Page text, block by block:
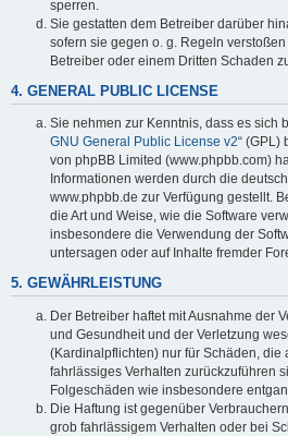
sperren.
Sie gestatten dem Betreiber darüber
sofern sie gegen o. g. Regeln
Betreiber oder einem Dritten Schaden
4. GENERAL PUBLIC LICENSE
Sie nehmen zur Kenntnis, dass es sich
GNU General Public License v2“ (GPL)
von phpBB Limited (www.phpbb.com)
Informationen werden durch die
www.phpbb.de zur Verfügung gestellt.
die Art und Weise, wie die Software
insbesondere die Verwendung der
untersagen oder auf Inhalte fremder
5. GEWÄHRLEISTUNG
Der Betreiber haftet mit Ausnahme der
und Gesundheit und der Verletzung
(Kardinalpflichten) nur für Schäden, die
fahrlässiges Verhalten zurückzuführen
Folgeschäden wie insbesondere
Die Haftung ist gegenüber
grob fahrlässigem Verhalten oder bei